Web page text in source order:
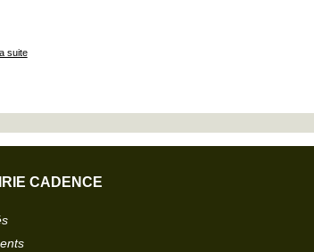
suite
CADENCE